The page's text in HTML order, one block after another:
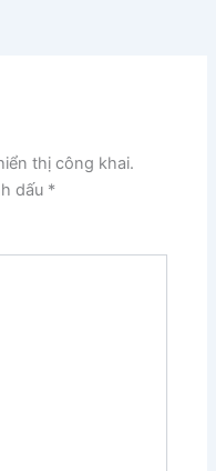
thị công khai.
dấu *